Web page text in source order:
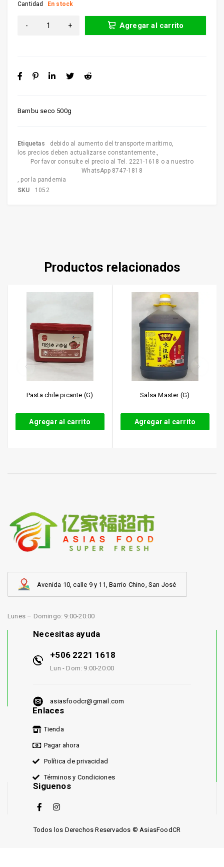
Bambu seco 500g
Cantidad En stock
Agregar al carrito
Etiquetas debido al aumento del transporte marítimo,
los precios deben actualizarse constantemente.,
Por favor consulte el precio al Tel. 2221-1618 o a nuestro
WhatsApp 8747-1818
, por la pandemia
SKU
1052
Productos relacionados
Pasta chile picante (G)
Agregar al carrito
Salsa Master (G)
Agregar al carrito
Avenida 10, calle 9 y 11, Barrio Chino, San José
Lunes – Domingo: 9:00-20:00
Necesitas ayuda
+506 2221 1618
Lun - Dom: 9:00-20:00
asiasfoodcr@gmail.com
Enlaces
Tienda
Pagar ahora
Política de privacidad
Términos y Condiciones
Siguenos
Todos los Derechos Reservados © AsiasFoodCR